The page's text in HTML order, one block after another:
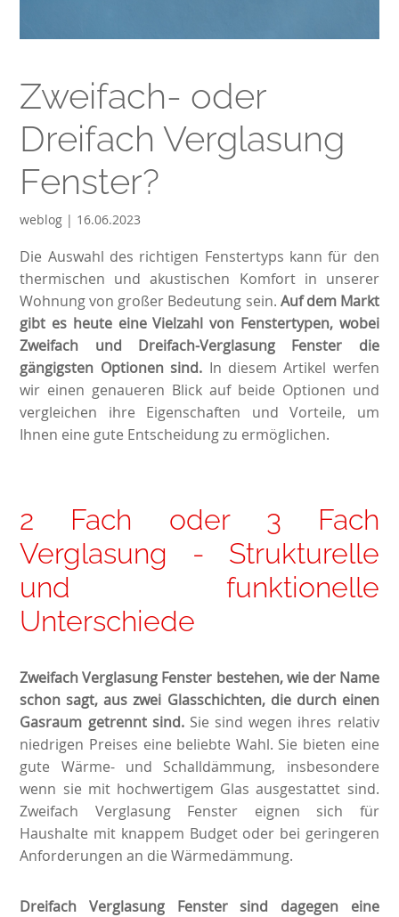
Zweifach- oder
Dreifach Verglasung
Fenster?
weblog | 16.06.2023
Die Auswahl des richtigen Fenstertyps kann für den
thermischen und akustischen Komfort in unserer
Wohnung von großer Bedeutung sein. Auf dem Markt
gibt es heute eine Vielzahl von Fenstertypen, wobei
Zweifach und Dreifach-Verglasung Fenster die
gängigsten Optionen sind. In diesem Artikel werfen
wir einen genaueren Blick auf beide Optionen und
vergleichen ihre Eigenschaften und Vorteile, um
Ihnen eine gute Entscheidung zu ermöglichen.
2 Fach oder 3 Fach
Verglasung - Strukturelle
und funktionelle
Unterschiede
Zweifach Verglasung Fenster bestehen, wie der Name
schon sagt, aus zwei Glasschichten, die durch einen
Gasraum getrennt sind.Sie sind wegen ihres relativ
niedrigen Preises eine beliebte Wahl. Sie bieten eine
gute Wärme- und Schalldämmung, insbesondere
wenn sie mit hochwertigem Glas ausgestattet sind.
Zweifach Verglasung Fenster eignen sich für
Haushalte mit knappem Budget oder bei geringeren
Anforderungen an die Wärmedämmung.
Dreifach Verglasung Fenster sind dagegen eine